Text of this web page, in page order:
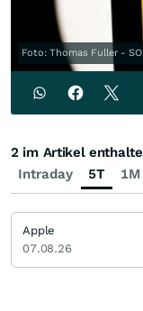
Foto: Thomas Fuller -
Intraday 5T 1M
2 im Artikel
Apple
07.08.26